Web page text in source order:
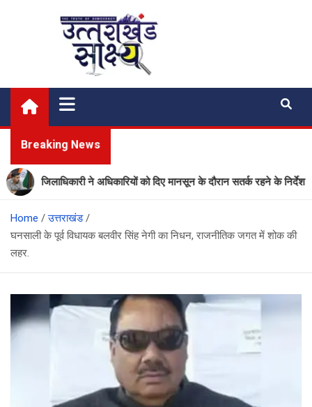
Uttarakhand Shakshya
My News Portal
Breaking News
जिलाधिकारी ने अधिकारियों को दिए मानसून के दौरान सतर्क रहने के निर्देश
Home
उत्तराखंड
घनसाली के पूर्व विधायक बलवीर सिंह नेगी का निधन, राजनीतिक जगत में शोक की
लहर.